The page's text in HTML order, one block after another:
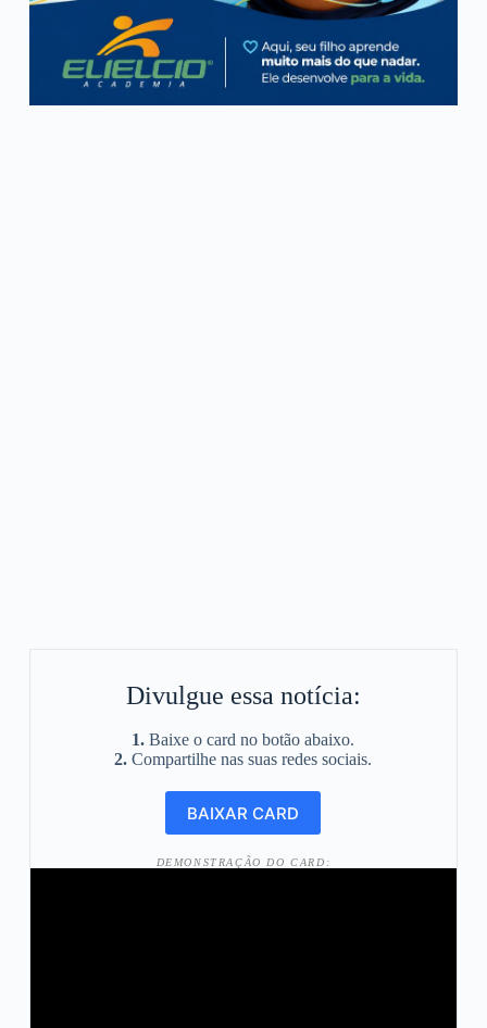
Divulgue essa notícia:
1. Baixe o card no botão abaixo.
2. Compartilhe nas suas redes sociais.
DEMONSTRAÇÃO DO CARD: